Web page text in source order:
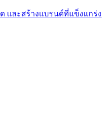
และสร้างแบรนด์ที่แข็งแกร่ง